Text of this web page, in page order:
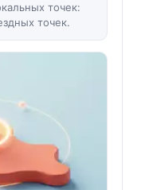
точек:
точек.